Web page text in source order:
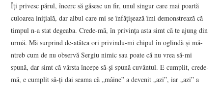
Îți privesc părul, încerc să găsesc un fir, unul singur care mai poartă
culoarea inițială, dar albul care mi se înfățișează îmi demonstrează că
timpul n-a stat degeaba. Crede-mă, în privința asta simt că te ajung din
urmă. Mă surprind de-atâtea ori privindu-mi chipul în oglindă și mă-
ntreb cum de nu observă Sergiu nimic sau poate că nu vrea să-mi
spună, dar simt că vârsta începe să-și spună cuvântul. E cumplit, crede-
mă, e cumplit să-ți dai seama că „mâine” a devenit „azi”, iar „azi” a